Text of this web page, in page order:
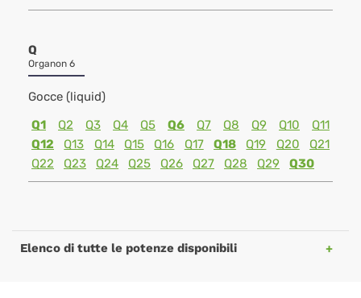
Q
Organon 6
Gocce (liquid)
Q1
Q2 Q3 Q4 Q5 Q6 Q7 Q8 Q9 Q10
Q11
Q12
Q13 Q14 Q15 Q16 Q17 Q18 Q19 Q20
Q21
Q22
Q23 Q24 Q25 Q26 Q27 Q28 Q29 Q30
Elenco di tutte le potenze disponibili